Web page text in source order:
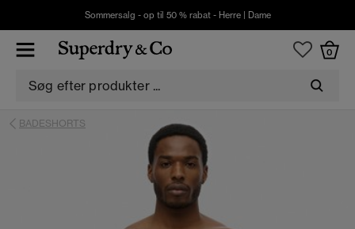
Sommersalg - op til 50 % rabat - Herre| Dame
0
BADESHORTS